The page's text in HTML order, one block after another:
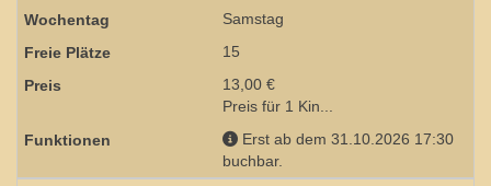
Samstag
15
13,00 €
Preis für 1 Kin...
Erst ab dem 31.10.2026 17:30
buchbar.